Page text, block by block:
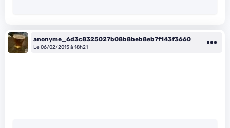
anonyme_6d3c8325027b08b8beb8eb7f143f3660
Le 06/02/2015 à 18h21